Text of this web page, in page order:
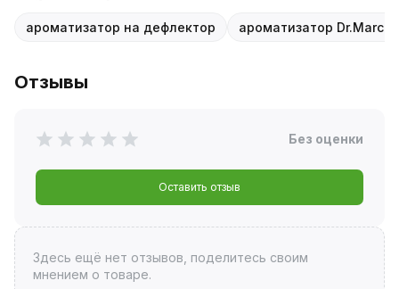
ароматизатор на дефлектор ароматизатор Dr.Marcus
Отзывы
Без оценки
Оставить отзыв
Здесь ещё нет отзывов, поделитесь своим
мнением о товаре.